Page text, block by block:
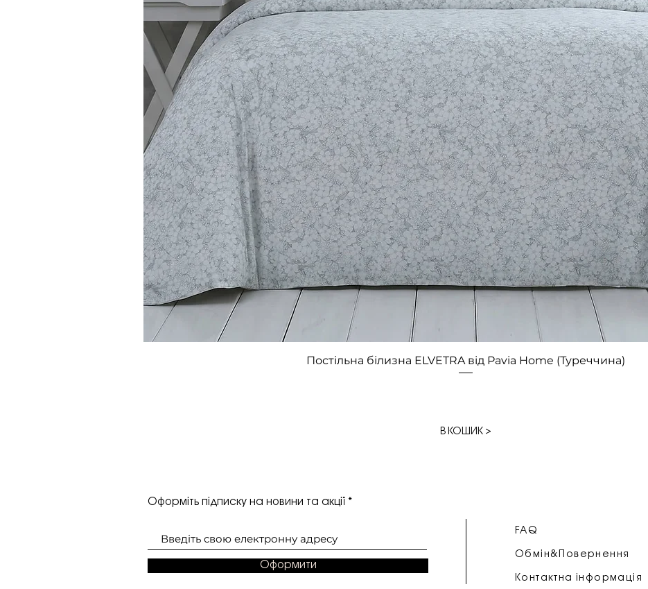
Швидкий перегляд
Постільна білизна ELVETRA від Pavia Home (Туреччина)
В КОШИК >
Оформіть підписку на новини та акції
Оформити
FAQ
Обмін&Повернення
Контактна інформація